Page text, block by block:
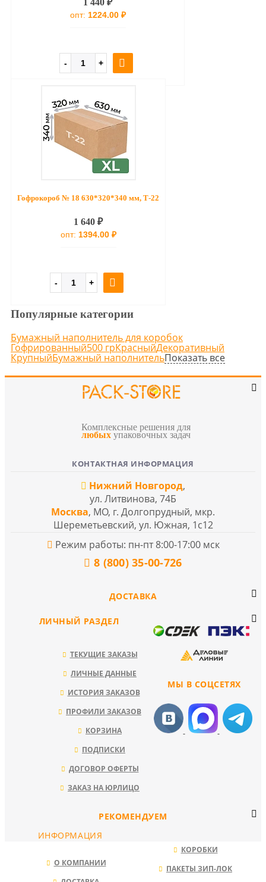
опт: 1224.00 ₽
Гофрокороб № 18 630*320*340 мм, Т-22
1 640 ₽
опт: 1394.00 ₽
Популярные категории
Бумажный наполнитель для коробок
Гофрированный500 грКрасныйДекоративный
КрупныйБумажный наполнительПоказать все
Комплексные решения для
любых упаковочных задач
КОНТАКТНАЯ ИНФОРМАЦИЯ
Нижний Новгород,
ул. Литвинова, 74Б
Москва, МО, г. Долгопрудный, мкр.
Шереметьевский, ул. Южная, 1с12
Режим работы: пн-пт 8:00-17:00 мск
8 (800) 35-00-726
ДОСТАВКА
МЫ В СОЦСЕТЯХ
ЛИЧНЫЙ РАЗДЕЛ
ТЕКУЩИЕ ЗАКАЗЫ
ЛИЧНЫЕ ДАННЫЕ
ИСТОРИЯ ЗАКАЗОВ
ПРОФИЛИ ЗАКАЗОВ
КОРЗИНА
ПОДПИСКИ
ДОГОВОР ОФЕРТЫ
ЗАКАЗ НА ЮРЛИЦО
РЕКОМЕНДУЕМ
КОРОБКИ
ПАКЕТЫ ЗИП-ЛОК
ИНФОРМАЦИЯ
О КОМПАНИИ